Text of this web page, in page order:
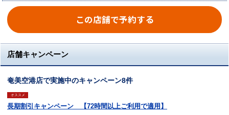
この店舗で予約する
店舗キャンペーン
奄美空港店で実施中のキャンペーン8件
オススメ
長期割引キャンペーン 【72時間以上ご利用で適用】